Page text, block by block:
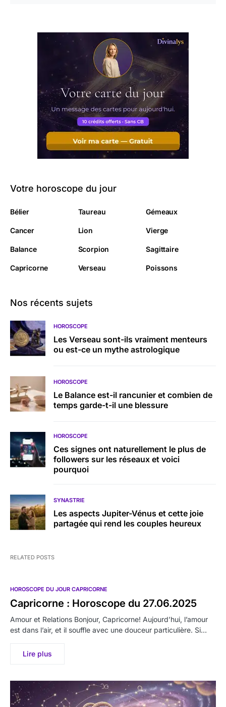
Votre horoscope du jour
Bélier Taureau Gémeaux
Cancer Lion Vierge
Balance Scorpion Sagittaire
Capricorne Verseau Poissons
Nos récents sujets
HOROSCOPE
Les Verseau sont-ils vraiment menteurs
ou est-ce un mythe astrologique
HOROSCOPE
Le Balance est-il rancunier et combien de
temps garde-t-il une blessure
HOROSCOPE
Ces signes ont naturellement le plus de
followers sur les réseaux et voici
pourquoi
SYNASTRIE
Les aspects Jupiter-Vénus et cette joie
partagée qui rend les couples heureux
RELATED POSTS
HOROSCOPE DU JOUR CAPRICORNE
Capricorne : Horoscope du 27.06.2025
Amour et Relations Bonjour, Capricorne! Aujourd’hui, l’amour
est dans l’air, et il souffle avec une douceur particulière. Si…
Lire plus